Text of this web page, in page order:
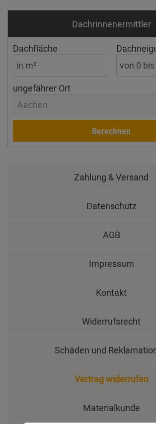
Dachrinnen­ermittler
Dachfläche
ungefährer Ort
Aachen
Berechnen
Zahlung & Versand
Datenschutz
AGB
Impressum
Kontakt
Widerrufsrecht
Schäden und
Vertrag widerrufen
Materialkunde